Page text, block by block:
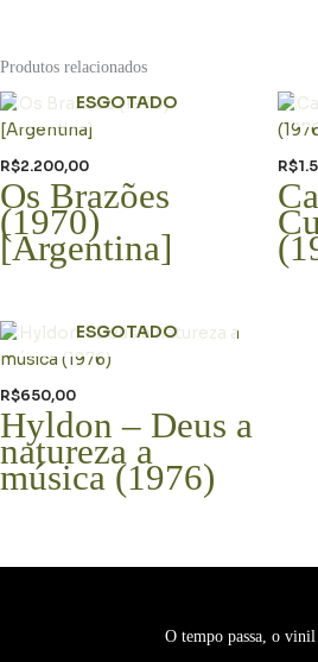
Produtos relacionados
ESGOTADO
R$2.200,00
Os Brazões
(1970)
[Argentina]
R$
ESGOTADO
R$650,00
Hyldon – Deus a
natureza a
música (1976)
O tempo passa, o vinil